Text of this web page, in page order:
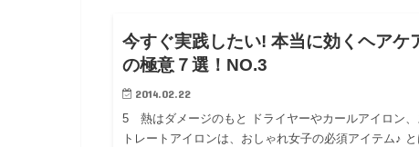
今すぐ実践したい! 本当に効くヘアケ
の極意７選！NO.3
2014.02.22
5 熱はダメージのもと ドライヤーやカールアイロン、
トレートアイロンは、おしゃれ女子の必須アイテム♪ と